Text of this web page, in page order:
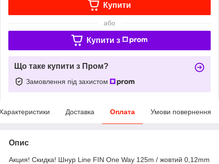
Купити
або
Купити з
Що таке купити з Пром?
Замовлення під захистом
Доставка Оплата Умови повернення
Опис
Акция! Скидка! Шнур Line FIN One Way 125m / жовтий 0,12mm